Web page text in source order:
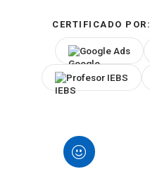
CERTIFICADO POR:
Google Ads
Profesor IEBS